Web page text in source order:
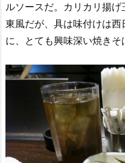
ルソースだ。カリカリ揚
東風だが、具は味付けは
に、とても興味深い焼きそ